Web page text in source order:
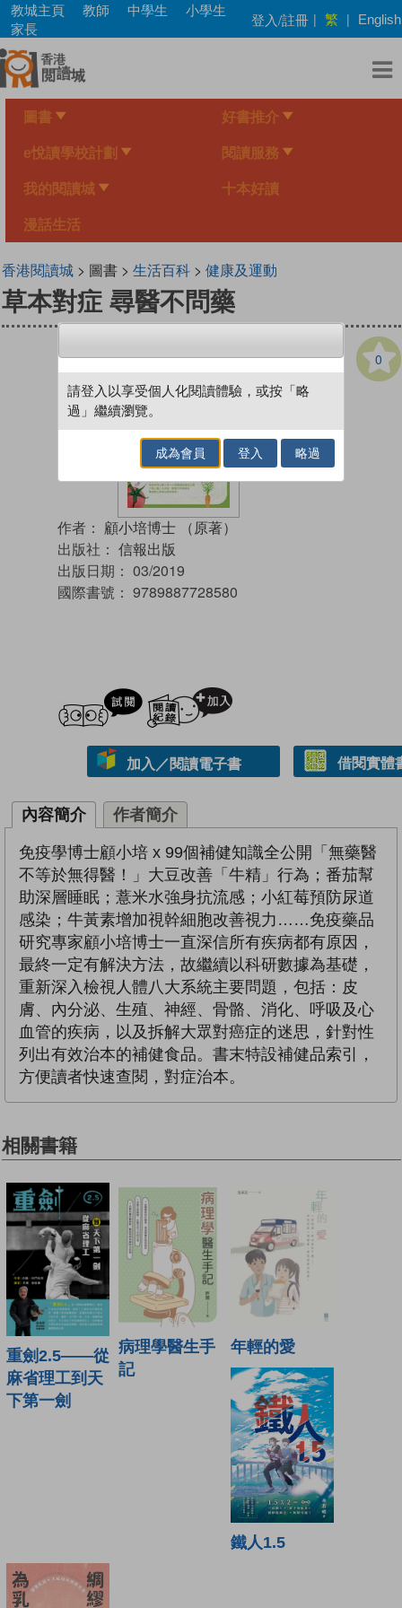
Skip
main
content
教城主頁 教師 中學生
小學生
家長
登入/註冊 | 繁 | English
圖書 好書推介
e悅讀學校計劃 閱讀服務
我的閱讀城 十本好讀
漫話生活
香港閱讀城> 圖書 > 生活百科> 健康及運動
草本對症 尋醫不問藥
0
作者： 顧小培博士 （原著）
出版社： 信報出版
出版日期： 03/2019
國際書號： 9789887728580
試閲
加入／閱讀電子書 借閱實體
內容簡介 作者簡介
免疫學博士顧小培 x 99個補健知識全公開「無藥醫
不等於無得醫！」大豆改善「牛精」行為；番茄幫
助深層睡眠；薏米水強身抗流感；小紅莓預防尿道
感染；牛黃素增加視幹細胞改善視力……免疫藥品
研究專家顧小培博士一直深信所有疾病都有原因，
最終一定有解決方法，故繼續以科研數據為基礎，
重新深入檢視人體八大系統主要問題，包括：皮
膚、內分泌、生殖、神經、骨骼、消化、呼吸及心
血管的疾病，以及拆解大眾對癌症的迷思，針對性
列出有效治本的補健食品。書末特設補健品索引，
方便讀者快速查閱，對症治本。
相關書籍
重劍2.5——從
麻省理工到天
下第一劍
病理學醫生手
記
年輕的愛
鐵人1.5
請登入以享受個人化閱讀體驗，或按「略
過」繼續瀏覽。
成為會員 登入 略過